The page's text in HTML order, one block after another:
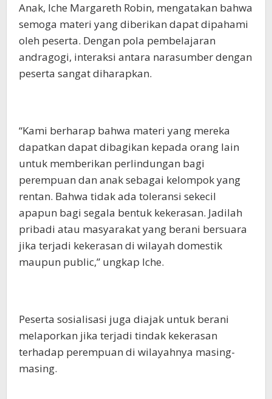
Anak, Iche Margareth Robin, mengatakan bahwa
semoga materi yang diberikan dapat dipahami
oleh peserta. Dengan pola pembelajaran
andragogi, interaksi antara narasumber dengan
peserta sangat diharapkan.
“Kami berharap bahwa materi yang mereka
dapatkan dapat dibagikan kepada orang lain
untuk memberikan perlindungan bagi
perempuan dan anak sebagai kelompok yang
rentan. Bahwa tidak ada toleransi sekecil
apapun bagi segala bentuk kekerasan. Jadilah
pribadi atau masyarakat yang berani bersuara
jika terjadi kekerasan di wilayah domestik
maupun public,” ungkap Iche.
Peserta sosialisasi juga diajak untuk berani
melaporkan jika terjadi tindak kekerasan
terhadap perempuan di wilayahnya masing-
masing.